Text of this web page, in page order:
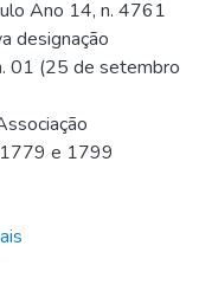
Ano 14, n. 4761
designação
01 (25 de setembro
1779 e 1799